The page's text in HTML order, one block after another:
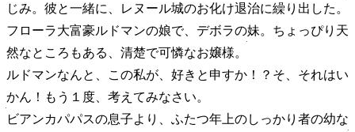
じみ。彼と一緒に、レヌール城のお化け退治に繰り出した。
フローラ大富豪ルドマンの娘で、デボラの妹。ちょっぴり天
然なところもある、清楚で可憐なお嬢様。
ルドマンなんと、この私が、好きと申すか！？そ、それはい
かん！もう１度、考えてみなさい。
ビアンカパパスの息子より、ふたつ年上のしっかり者の幼な